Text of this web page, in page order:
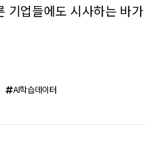
기업들에도 시사하는 바가
AI학습데이터